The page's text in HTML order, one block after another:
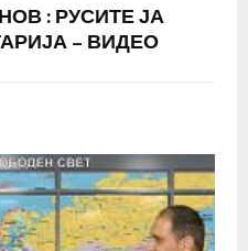
: РУСИТЕ ЈА
– ВИДЕО